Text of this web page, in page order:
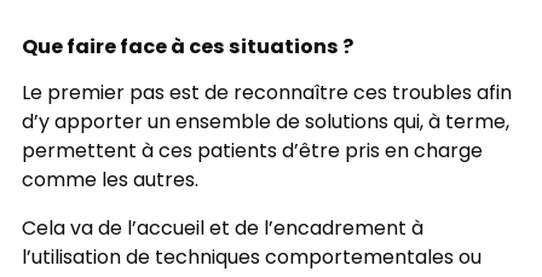
Que faire face à ces situations ?
Le premier pas est de reconnaître ces troubles afin
d’y apporter un ensemble de solutions qui, à terme,
permettent à ces patients d’être pris en charge
comme les autres.
Cela va de l’accueil et de l’encadrement à
l’utilisation de techniques comportementales ou